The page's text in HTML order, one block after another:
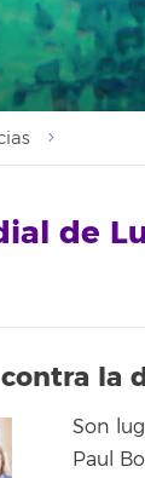
de
contra la
Son
Paul